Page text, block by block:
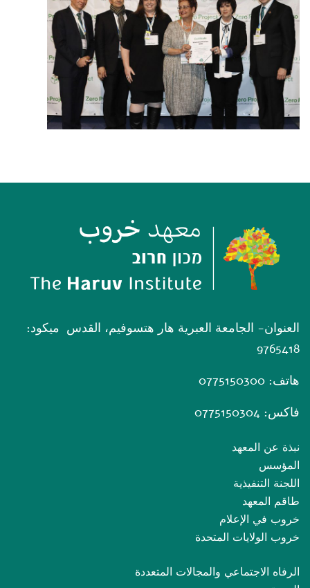
العنوان- الجامعة العبرية هار هتسوفيم، القدس ميكود:
9765418
هاتف: 0775150300
فاكس: 0775150304
نبذة عن المعهد
المؤسس
اللجنة التنفيذية
طاقم المعهد
خروب في الإعلام
خروب الولايات المتحدة
الرفاه الاجتماعي والمجالات المتعددة